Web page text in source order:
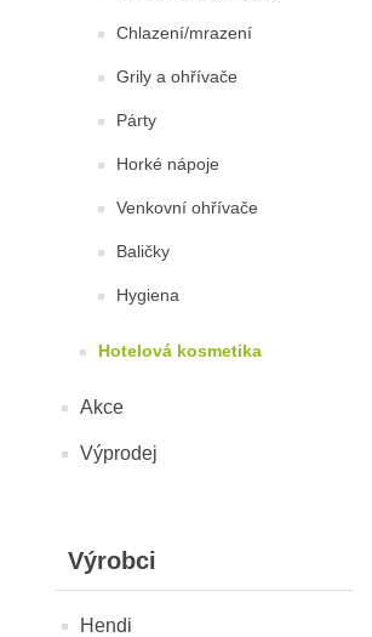
Chlazení/mrazení
Grily a ohřívače
Párty
Horké nápoje
Venkovní ohřívače
Baličky
Hygiena
Hotelová kosmetika
Akce
Výprodej
Výrobci
Hendi